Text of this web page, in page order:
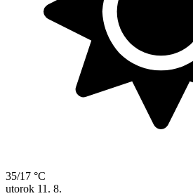
35/17 °C
utorok 11. 8.